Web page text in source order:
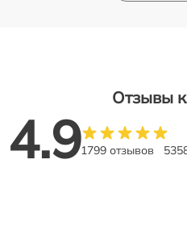
Отзывы
4.91799 отзывов